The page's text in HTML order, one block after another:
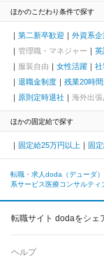
ほかのこだわり条件で探す
第二新卒歓迎 外資系企
管理職・マネジャー
英
服装自由
女性活躍 社
退職金制度
残業20時
原則定時退社
海外出張
ほかの固定給で探す
固定給25万円以上 固
転職・求人doda（デューダ
系サービス 医療コンサルティ
転職サイト dodaをシェ
ヘルプ